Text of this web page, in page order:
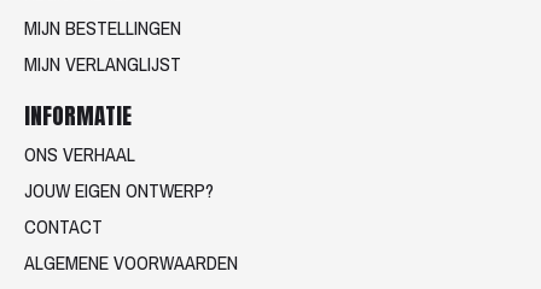
MIJN BESTELLINGEN
MIJN VERLANGLIJST
INFORMATIE
ONS VERHAAL
JOUW EIGEN ONTWERP?
CONTACT
ALGEMENE VOORWAARDEN